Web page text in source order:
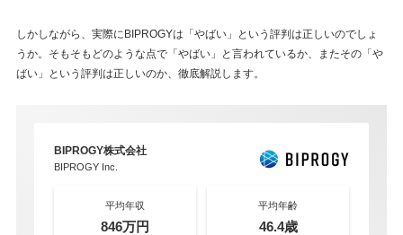
しかしながら、実際にBIPROGYは「やばい」という評判は正しいのでしょ
うか。そもそもどのような点で「やばい」と言われているか、またその「や
ばい」という評判は正しいのか、徹底解説します。
BIPROGY株式会社
BIPROGY Inc.
平均年収
846万円
平均年齢
46.4歳